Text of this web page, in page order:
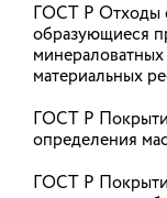
Минстрой
оптимизации
актах и
процедур и
ГОСТ Р Отходы
образующиеся
материальных
ГОСТ Р
определения
ГОСТ Р